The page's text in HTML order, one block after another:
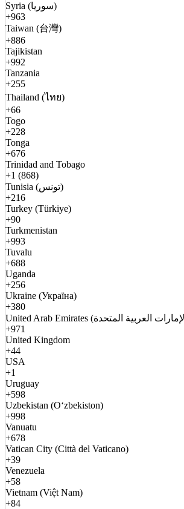
Syria (سوريا)
+963
Taiwan (台灣)
+886
Tajikistan
+992
Tanzania
+255
Thailand (ไทย)
+66
Togo
+228
Tonga
+676
Trinidad and Tobago
+1 (868)
Tunisia (تونس)
+216
Turkey (Türkiye)
+90
Turkmenistan
+993
Tuvalu
+688
Uganda
+256
Ukraine (Україна)
+380
+971
United Kingdom
+44
USA
+1
Uruguay
+598
Uzbekistan (Oʻzbekiston)
+998
Vanuatu
+678
Vatican City (Città del Vaticano)
+39
Venezuela
+58
Vietnam (Việt Nam)
+84